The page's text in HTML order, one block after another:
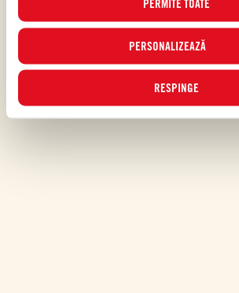
PERMITE TOATE
PERSONALIZEAZĂ
RESPINGE